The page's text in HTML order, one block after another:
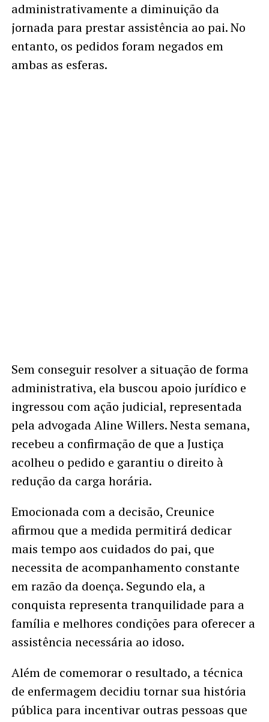
administrativamente a diminuição da
jornada para prestar assistência ao pai. No
entanto, os pedidos foram negados em
ambas as esferas.
Sem conseguir resolver a situação de forma
administrativa, ela buscou apoio jurídico e
ingressou com ação judicial, representada
pela advogada Aline Willers. Nesta semana,
recebeu a confirmação de que a Justiça
acolheu o pedido e garantiu o direito à
redução da carga horária.
Emocionada com a decisão, Creunice
afirmou que a medida permitirá dedicar
mais tempo aos cuidados do pai, que
necessita de acompanhamento constante
em razão da doença. Segundo ela, a
conquista representa tranquilidade para a
família e melhores condições para oferecer a
assistência necessária ao idoso.
Além de comemorar o resultado, a técnica
de enfermagem decidiu tornar sua história
pública para incentivar outras pessoas que